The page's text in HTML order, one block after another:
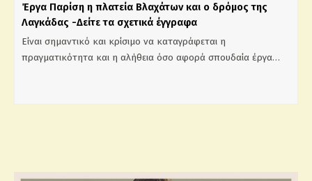
Έργα Παρίση η πλατεία Βλαχάτων και ο δρόμος της
Λαγκάδας -Δείτε τα σχετικά έγγραφα
Είναι σημαντικό και κρίσιμο να καταγράφεται η
πραγματικότητα και η αλήθεια όσο αφορά σπουδαία έργα…